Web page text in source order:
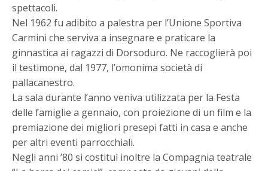
spettacoli.
Nel 1962 fu adibito a palestra per l’Unione Sportiva
Carmini che serviva a insegnare e praticare la
ginnastica ai ragazzi di Dorsoduro. Ne raccoglierà poi
il testimone, dal 1977, l’omonima società di
pallacanestro.
La sala durante l’anno veniva utilizzata per la Festa
delle famiglie a gennaio, con proiezione di un film e la
premiazione dei migliori presepi fatti in casa e anche
per altri eventi parrocchiali.
Negli anni ’80 si costituì inoltre la Compagnia teatrale